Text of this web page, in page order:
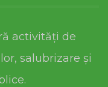
activități de
salubrizare și